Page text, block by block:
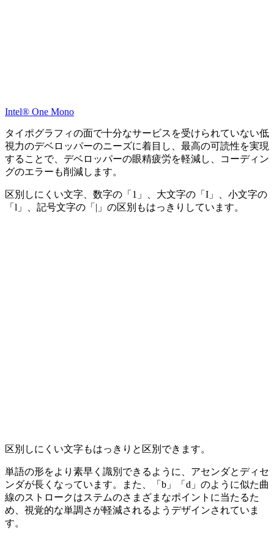
Intel® One Mono
タイポグラフィの面で十分なサービスを受けられていない低
視力のデベロッパーのニーズに着目し、最高の可読性を実現
することで、デベロッパーの眼精疲労を軽減し、コーディン
グのエラーも削減します。
区別しにくい文字、数字の「1」、大文字の「I」、小文字の
「l」、記号文字の「|」の区別もはっきりしています。
区別しにくい文字もはっきりと区別できます。
単語の形をより素早く識別できるように、アセンダとディセ
ンダが長くなっています。また、「b」「d」のように似た曲
線のストロークはステムのさまざまなポイントに当たるた
め、視覚的な単調さが軽減されるようデザインされていま
す。